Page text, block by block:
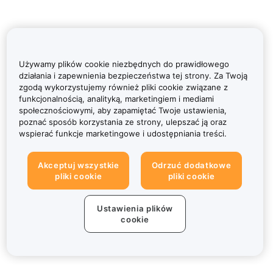
Używamy plików cookie niezbędnych do prawidłowego
działania i zapewnienia bezpieczeństwa tej strony. Za Twoją
zgodą wykorzystujemy również pliki cookie związane z
funkcjonalnością, analityką, marketingiem i mediami
społecznościowymi, aby zapamiętać Twoje ustawienia,
poznać sposób korzystania ze strony, ulepszać ją oraz
wspierać funkcje marketingowe i udostępniania treści.
Akceptuj wszystkie
pliki cookie
Odrzuć dodatkowe
pliki cookie
Ustawienia plików
cookie